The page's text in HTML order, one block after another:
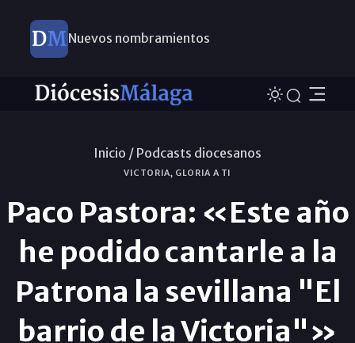
Nuevos nombramientos
Inicio / Podcasts diocesanos
VICTORIA, GLORIA A TI
Paco Pastora: «Este año
he podido cantarle a la
Patrona la sevillana "El
barrio de la Victoria"»